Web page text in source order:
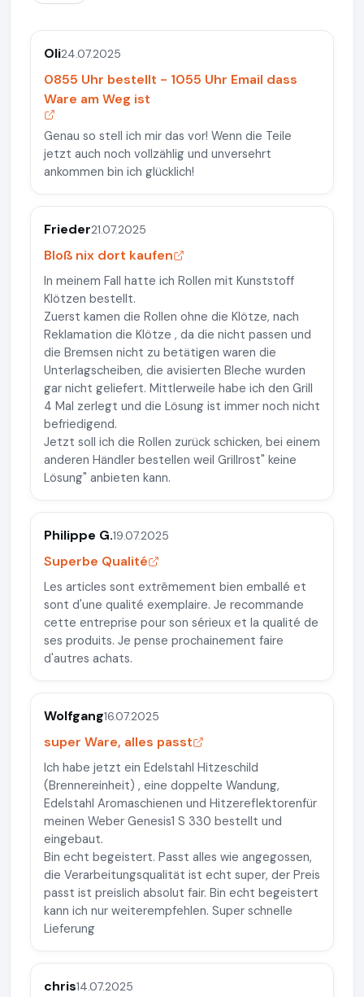
Oli24.07.2025
0855 Uhr bestellt - 1055 Uhr Email dass
Ware am Weg ist
Genau so stell ich mir das vor! Wenn die Teile
jetzt auch noch vollzählig und unversehrt
ankommen bin ich glücklich!
Frieder21.07.2025
Bloß nix dort kaufen
In meinem Fall hatte ich Rollen mit Kunststoff
Klötzen bestellt.
Zuerst kamen die Rollen ohne die Klötze, nach
Reklamation die Klötze , da die nicht passen und
die Bremsen nicht zu betätigen waren die
Unterlagscheiben, die avisierten Bleche wurden
gar nicht geliefert. Mittlerweile habe ich den Grill
4 Mal zerlegt und die Lösung ist immer noch nicht
befriedigend.
Jetzt soll ich die Rollen zurück schicken, bei einem
anderen Händler bestellen weil Grillrost" keine
Lösung" anbieten kann.
Philippe G.19.07.2025
Superbe Qualité
Les articles sont extrêmement bien emballé et
sont d'une qualité exemplaire. Je recommande
cette entreprise pour son sérieux et la qualité de
ses produits. Je pense prochainement faire
d'autres achats.
Wolfgang16.07.2025
super Ware, alles passt
Ich habe jetzt ein Edelstahl Hitzeschild
(Brennereinheit) , eine doppelte Wandung,
Edelstahl Aromaschienen und Hitzereflektorenfür
meinen Weber Genesis1 S 330 bestellt und
eingebaut.
Bin echt begeistert. Passt alles wie angegossen,
die Verarbeitungsqualität ist echt super, der Preis
passt ist preislich absolut fair. Bin echt begeistert
kann ich nur weiterempfehlen. Super schnelle
Lieferung
chris14.07.2025